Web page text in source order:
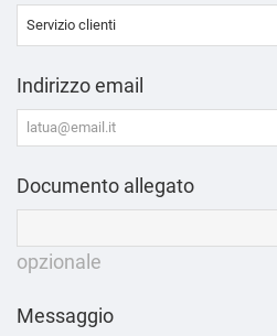
Indirizzo email
Documento allegato
opzionale
Messaggio